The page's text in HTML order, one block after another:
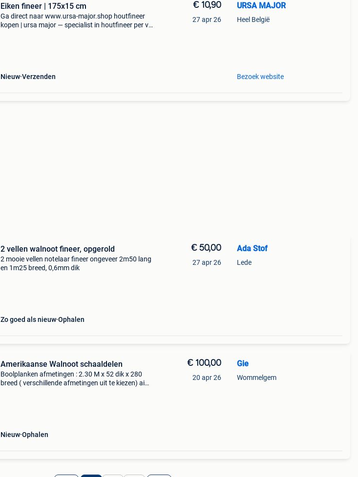
Eiken fineer | 175x15 cm
Ga direct naar www.ursa-major.shop houtfineer
kopen | ursa major — specialist in houtfineer per vel
Nieuw Verzenden
€ 10,90
27 apr 26
URSA MAJOR
Heel België
Bezoek website
2 vellen walnoot fineer, opgerold
2 mooie vellen notelaar fineer ongeveer 2m50 lang
en 1m25 breed, 0,6mm dik
Zo goed als nieuw Ophalen
€ 50,00
27 apr 26
Ada Stof
Lede
Amerikaanse Walnoot schaaldelen
Boolplanken afmetingen : 2.30 M x 52 dik x 280
breed ( verschillende afmetingen uit te kiezen) ai
Nieuw Ophalen
€ 100,00
20 apr 26
Gie
Wommelgem